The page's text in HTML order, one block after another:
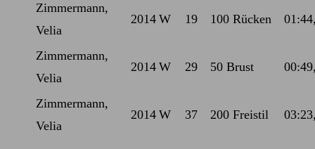
Zimmermann,
Velia
2014 W 19 100 Rücken
Zimmermann,
Velia
2014 W 29 50 Brust
Zimmermann,
Velia
2014 W 37 200 Freistil